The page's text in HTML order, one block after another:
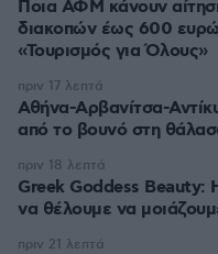
Ποια ΑΦΜ κάνουν
διακοπών έως 600
«Τουρισμός για Όλους»
Αθήνα-Αρβανίτσα-
από το βουνό στη
πριν 17 λεπτά
Greek Goddess Beauty:
να θέλουμε να
πριν 18 λεπτά
πριν 21 λεπτά